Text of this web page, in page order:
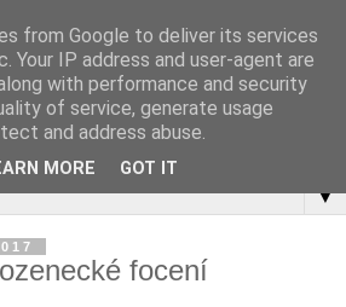
▼
focení
from Google to deliver its services
Your IP address and user-agent are
with performance and security
of service, generate usage
and address abuse.
MORE GOT IT